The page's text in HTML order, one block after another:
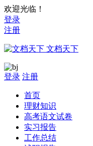
欢迎光临！
登录
注册
文档天下
登录 注册
首页
理财知识
高考语文试卷
实习报告
工作总结